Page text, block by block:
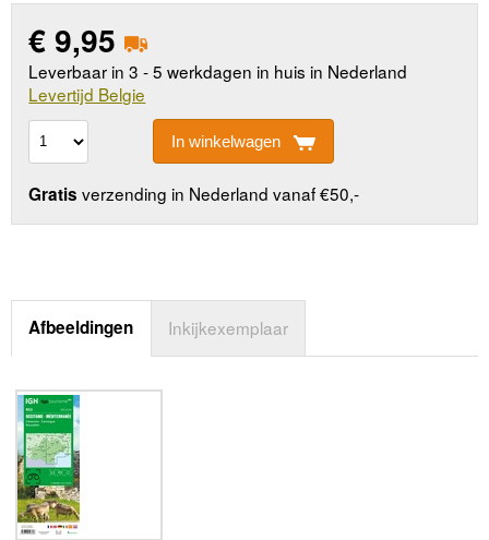
€9,95
Leverbaar in 3 - 5 werkdagen in huis in Nederland
Levertijd Belgie
In winkelwagen
Gratis verzending in Nederland vanaf €50,-
Afbeeldingen Inkijkexemplaar